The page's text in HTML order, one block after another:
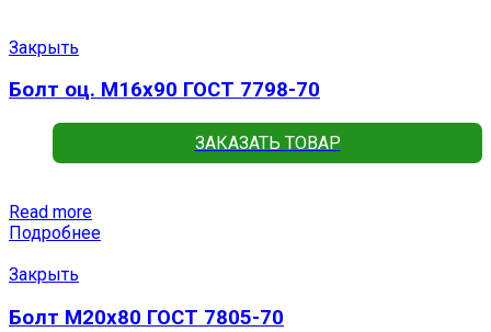
Закрыть
Болт оц. М16х90 ГОСТ 7798-70
ЗАКАЗАТЬ ТОВАР
Read more
Подробнее
Закрыть
Болт М20х80 ГОСТ 7805-70